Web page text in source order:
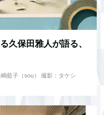
久保田雅人が語る、
藍子（sou） 撮影：タケシ